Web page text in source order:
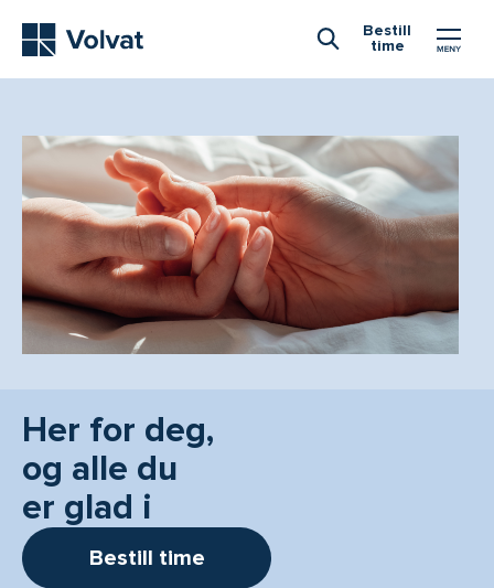
Bestill
time
Her for deg,
og alle du
er glad i
Bestill time